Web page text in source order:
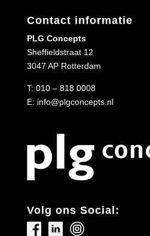
Contact informatie
PLG Concepts
Sheffieldstraat 12
3047 AP Rotterdam
T: 010 – 818 0008
E: info@plgconcepts.nl
Volg ons Social: